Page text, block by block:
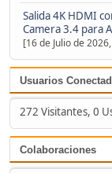
Salida 4K HDMI
Camera 3.4 para
[16 de Julio de
Usuarios
272 Visitantes, 0
Colaboraciones